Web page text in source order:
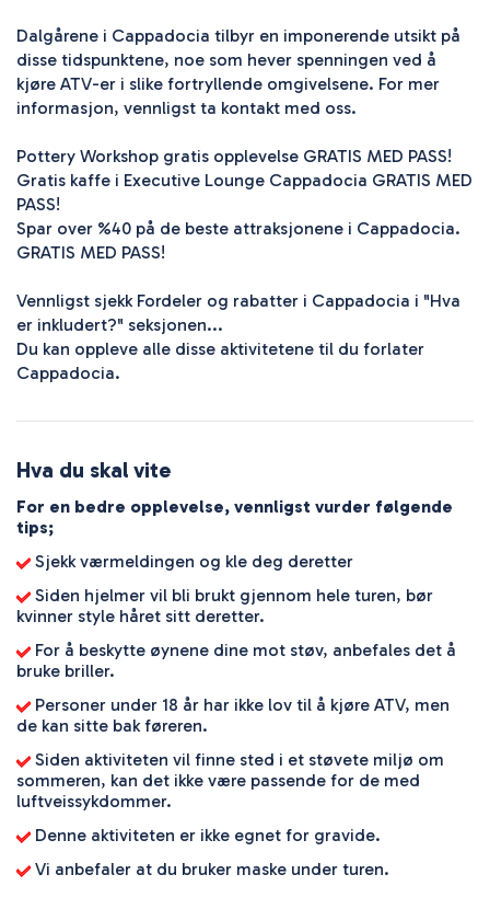
Dalgårene i Cappadocia tilbyr en imponerende utsikt på
disse tidspunktene, noe som hever spenningen ved å
kjøre ATV-er i slike fortryllende omgivelsene. For mer
informasjon, vennligst ta kontakt med oss.
Pottery Workshop gratis opplevelse GRATIS MED PASS!
Gratis kaffe i Executive Lounge Cappadocia GRATIS MED
PASS!
Spar over %40 på de beste attraksjonene i Cappadocia.
GRATIS MED PASS!
Vennligst sjekk Fordeler og rabatter i Cappadocia i "Hva
er inkludert?" seksjonen...
Du kan oppleve alle disse aktivitetene til du forlater
Cappadocia.
Hva du skal vite
For en bedre opplevelse, vennligst vurder følgende
tips;
Sjekk værmeldingen og kle deg deretter
Siden hjelmer vil bli brukt gjennom hele turen, bør
kvinner style håret sitt deretter.
For å beskytte øynene dine mot støv, anbefales det å
bruke briller.
Personer under 18 år har ikke lov til å kjøre ATV, men
de kan sitte bak føreren.
Siden aktiviteten vil finne sted i et støvete miljø om
sommeren, kan det ikke være passende for de med
luftveissykdommer.
Denne aktiviteten er ikke egnet for gravide.
Vi anbefaler at du bruker maske under turen.